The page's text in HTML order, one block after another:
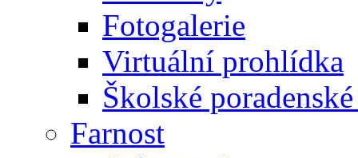
Fotogalerie
Virtuální prohlídka
Školské
Farnost